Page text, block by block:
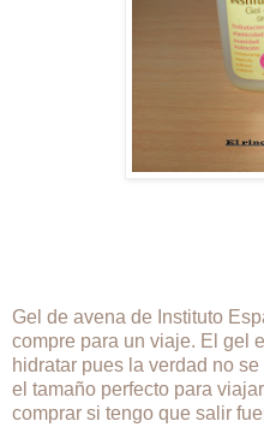
Gel de avena de Instituto
compre para un viaje. El gel
hidratar pues la verdad no
el tamaño perfecto para
comprar si tengo que salir